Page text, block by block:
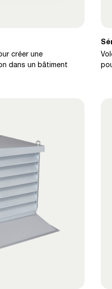
créer une
dans un bâtiment